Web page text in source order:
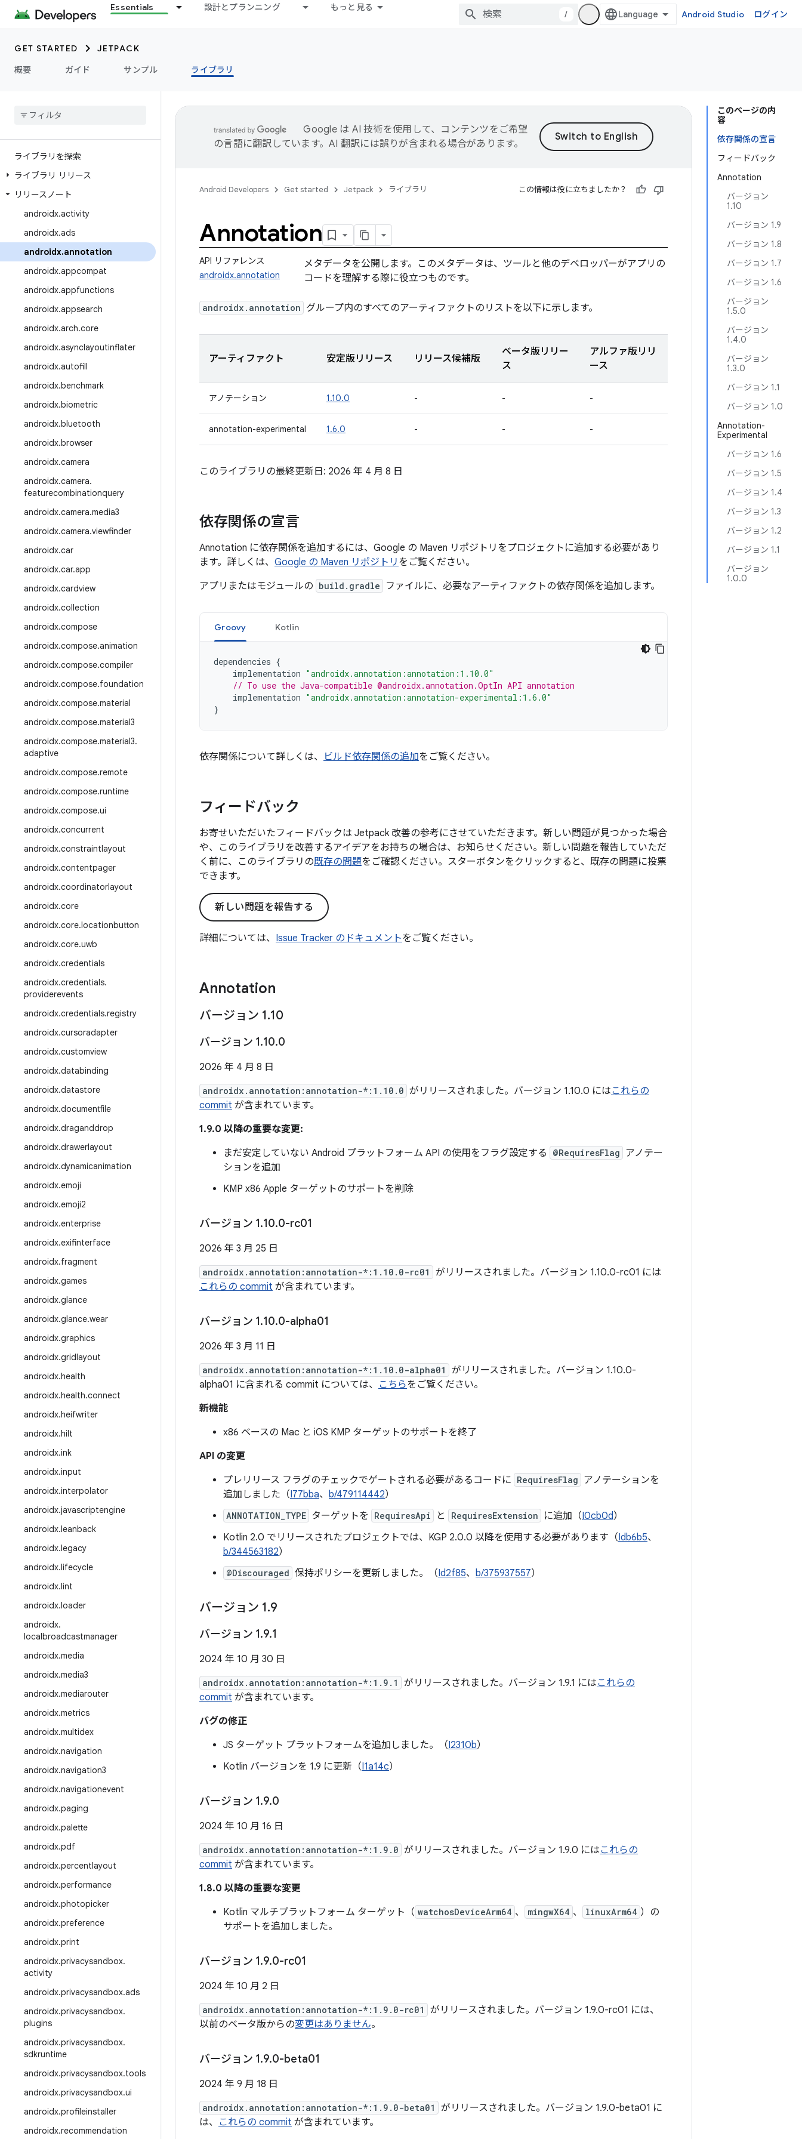
Essentials 設計とプランニング もっと見る
/ Android Studio ログイン
GET STARTED
JETPACK
概要
ガイド サンプル ライブラリ
ライブラリを探索
ライブラリ リリース
リリースノート
androidx.activity
androidx.ads
androidx.annotation
androidx.appcompat
androidx.appfunctions
androidx.appsearch
androidx.arch.core
androidx.asynclayoutinflater
androidx.autofill
androidx.benchmark
androidx.biometric
androidx.bluetooth
androidx.browser
androidx.camera
androidx.camera.
featurecombinationquery
androidx.camera.media3
androidx.camera.viewfinder
androidx.car
androidx.car.app
androidx.cardview
androidx.collection
androidx.compose
androidx.compose.animation
androidx.compose.compiler
androidx.compose.foundation
androidx.compose.material
androidx.compose.material3
androidx.compose.material3.
adaptive
androidx.compose.remote
androidx.compose.runtime
androidx.compose.ui
androidx.concurrent
androidx.constraintlayout
androidx.contentpager
androidx.coordinatorlayout
androidx.core
androidx.core.locationbutton
androidx.core.uwb
androidx.credentials
androidx.credentials.
providerevents
androidx.credentials.registry
androidx.cursoradapter
androidx.customview
androidx.databinding
androidx.datastore
androidx.documentfile
androidx.draganddrop
androidx.drawerlayout
androidx.dynamicanimation
androidx.emoji
androidx.emoji2
androidx.enterprise
androidx.exifinterface
androidx.fragment
androidx.games
androidx.glance
androidx.glance.wear
androidx.graphics
androidx.gridlayout
androidx.health
androidx.health.connect
androidx.heifwriter
androidx.hilt
androidx.ink
androidx.input
androidx.interpolator
androidx.javascriptengine
androidx.leanback
androidx.legacy
androidx.lifecycle
androidx.lint
androidx.loader
androidx.
localbroadcastmanager
androidx.media
androidx.media3
androidx.mediarouter
androidx.metrics
androidx.multidex
androidx.navigation
androidx.navigation3
androidx.navigationevent
androidx.paging
androidx.palette
androidx.pdf
androidx.percentlayout
androidx.performance
androidx.photopicker
androidx.preference
androidx.print
androidx.privacysandbox.
activity
androidx.privacysandbox.ads
androidx.privacysandbox.
plugins
androidx.privacysandbox.
sdkruntime
androidx.privacysandbox.tools
androidx.privacysandbox.ui
androidx.profileinstaller
androidx.recommendation
このページの内
容
依存関係の宣言
フィードバック
Annotation
バージョン
1.10
バージョン 1.9
バージョン 1.8
バージョン 1.7
バージョン 1.6
バージョン
1.5.0
バージョン
1.4.0
バージョン
1.3.0
バージョン 1.1
バージョン 1.0
Annotation-
Experimental
バージョン 1.6
バージョン 1.5
バージョン 1.4
バージョン 1.3
バージョン 1.2
バージョン 1.1
バージョン
1.0.0
Google は AI 技術を使用して、コンテンツをご希望
の言語に翻訳しています。AI 翻訳には誤りが含まれる場合があります。
Android Developers Get started Jetpack ライブラリ この情報は役に立ちましたか？
Annotation
API リファレンス
androidx.annotation
メタデータを公開します。このメタデータは、ツールと他のデベロッパーがアプリの
コードを理解する際に役立つものです。
androidx.annotation グループ内のすべてのアーティファクトのリストを以下に示します。
アーティファクト 安定版リリース リリース候補版
ベータ版リリー
ス
アルファ版リリ
ース
アノテーション 1.10.0 - - -
annotation-experimental 1.6.0 - - -
このライブラリの最終更新日: 2026 年 4 月 8 日
依存関係の宣言
Annotation に依存関係を追加するには、Google の Maven リポジトリをプロジェクトに追加する必要があり
ます。詳しくは、 Google の Maven リポジトリ をご覧ください。
アプリまたはモジュールの build.gradle ファイルに、必要なアーティファクトの依存関係を追加します。
Groovy Kotlin
dependencies {
implementation "androidx.annotation:annotation:1.10.0"
// To use the Java-compatible @androidx.annotation.OptIn API annotation
implementation "androidx.annotation:annotation-experimental:1.6.0"
}
依存関係について詳しくは、 ビルド依存関係の追加をご覧ください。
フィードバック
お寄せいただいたフィードバックは Jetpack 改善の参考にさせていただきます。新しい問題が見つかった場合
や、このライブラリを改善するアイデアをお持ちの場合は、お知らせください。新しい問題を報告していただ
く前に、このライブラリの既存の問題をご確認ください。スターボタンをクリックすると、既存の問題に投票
できます。
新しい問題を報告する
詳細については、 Issue Tracker のドキュメントをご覧ください。
Annotation
バージョン 1.10
バージョン 1.10.0
2026 年 4 月 8 日
androidx.annotation:annotation-*:1.10.0 がリリースされました。バージョン 1.10.0 にはこれらの
commit が含まれています。
1.9.0 以降の重要な変更:
まだ安定していない Android プラットフォーム API の使用をフラグ設定する
@RequiresFlag アノテー
ションを追加
KMP x86 Apple ターゲットのサポートを削除
バージョン 1.10.0-rc01
2026 年 3 月 25 日
androidx.annotation:annotation-*:1.10.0-rc01
がリリースされました。バージョン 1.10.0-rc01 には
これらの commit が含まれています。
バージョン 1.10.0-alpha01
2026 年 3 月 11 日
androidx.annotation:annotation-*:1.10.0-alpha01
がリリースされました。バージョン 1.10.0-
alpha01 に含まれる commit については、 こちらをご覧ください。
新機能
x86 ベースの Mac と iOS KMP ターゲットのサポートを終了
API の変更
プレリリース フラグのチェックでゲートされる必要があるコードに RequiresFlag アノテーションを
追加しました（I77bba、 b/479114442）
ANNOTATION_TYPE ターゲットを RequiresApi と RequiresExtension に追加（I0cb0d）
Kotlin 2.0 でリリースされたプロジェクトでは、KGP 2.0.0 以降を使用する必要があります（Idb6b5、
b/344563182）
@Discouraged 保持ポリシーを更新しました。（Id2f85、 b/375937557）
バージョン 1.9
バージョン 1.9.1
2024 年 10 月 30 日
androidx.annotation:annotation-*:1.9.1 がリリースされました。バージョン 1.9.1 にはこれらの
commit が含まれています。
バグの修正
JS ターゲット プラットフォームを追加しました。（I2310b）
Kotlin バージョンを 1.9 に更新（I1a14c）
バージョン 1.9.0
2024 年 10 月 16 日
androidx.annotation:annotation-*:1.9.0 がリリースされました。バージョン 1.9.0 にはこれらの
commit が含まれています。
1.8.0 以降の重要な変更
Kotlin マルチプラットフォーム ターゲット（ watchosDeviceArm64 、 mingwX64 、 linuxArm64 ）の
サポートを追加しました。
バージョン 1.9.0-rc01
2024 年 10 月 2 日
androidx.annotation:annotation-*:1.9.0-rc01
がリリースされました。バージョン 1.9.0-rc01 には、
以前のベータ版からの変更はありません。
バージョン 1.9.0-beta01
2024 年 9 月 18 日
androidx.annotation:annotation-*:1.9.0-beta01
がリリースされました。バージョン 1.9.0-beta01 に
は、 これらの commit が含まれています。